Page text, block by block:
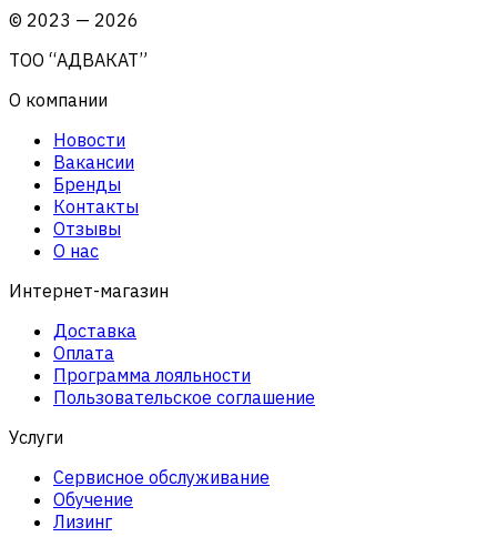
© 2023 — 2026
ТОО “АДВАКАТ”
О компании
Новости
Вакансии
Бренды
Контакты
Отзывы
О нас
Интернет-магазин
Доставка
Оплата
Программа лояльности
Пользовательское соглашение
Услуги
Сервисное обслуживание
Обучение
Лизинг